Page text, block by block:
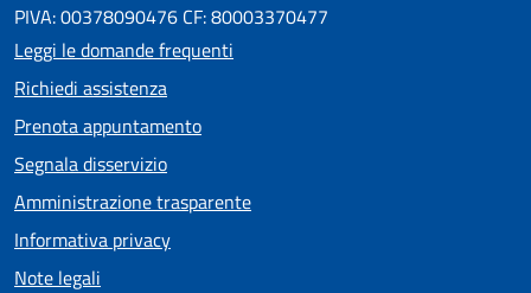
PIVA: 00378090476 CF: 80003370477
Leggi le domande frequenti
Richiedi assistenza
Prenota appuntamento
Segnala disservizio
Amministrazione trasparente
Informativa privacy
Note legali